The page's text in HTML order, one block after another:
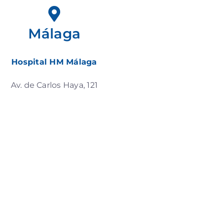
Málaga
Hospital HM Málaga
Av. de Carlos Haya, 121